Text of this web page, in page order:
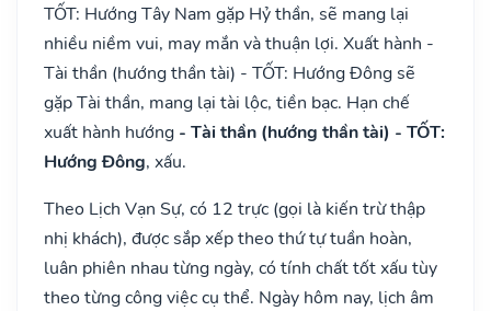
TỐT: Hướng Tây Nam gặp Hỷ thần, sẽ mang lại
nhiều niềm vui, may mắn và thuận lợi. Xuất hành -
Tài thần (hướng thần tài) - TỐT: Hướng Đông sẽ
gặp Tài thần, mang lại tài lộc, tiền bạc. Hạn chế
xuất hành hướng - Tài thần (hướng thần tài) - TỐT:
Hướng Đông, xấu.
Theo Lịch Vạn Sự, có 12 trực (gọi là kiến trừ thập
nhị khách), được sắp xếp theo thứ tự tuần hoàn,
luân phiên nhau từng ngày, có tính chất tốt xấu tùy
theo từng công việc cụ thể. Ngày hôm nay, lịch âm